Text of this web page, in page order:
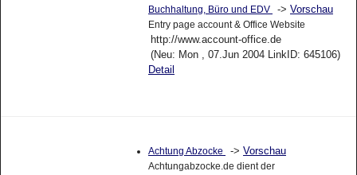
Buchhaltung, Büro und EDV
-> Vorschau
Entry page account & Office Website
http://www.account-office.de
(Neu: Mon , 07.Jun 2004 LinkID: 645106)
Detail
Achtung Abzocke -> Vorschau
Achtungabzocke.de dient der